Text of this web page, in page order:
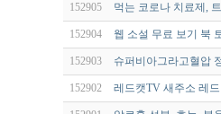
152905 먹는 코로나 치료제,
152904 웹 소설 무료 보기 북
152903 슈퍼비아그라고혈압
152902 레드캣TV 새주소 레